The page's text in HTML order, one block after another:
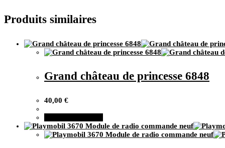
Produits similaires
Grand château de princesse 6848
40,00 €